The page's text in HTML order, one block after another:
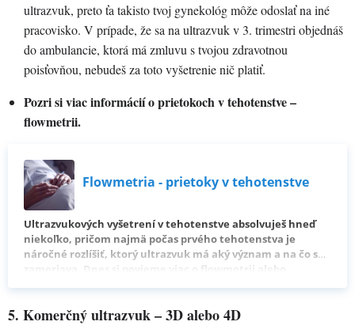
ultrazvuk, preto ťa takisto tvoj gynekológ môže odoslať na iné
pracovisko. V prípade, že sa na ultrazvuk v 3. trimestri objednáš
do ambulancie, ktorá má zmluvu s tvojou zdravotnou
poisťovňou, nebudeš za toto vyšetrenie nič platiť.
Pozri si viac informácií o prietokoch v tehotenstve –
flowmetrii.
Flowmetria - prietoky v tehotenstve
Ultrazvukových vyšetrení v tehotenstve absolvuješ hneď
niekoľko, pričom najmä počas prvého tehotenstva je
náročné rozlíšiť, ktorý ultrazvuk má aký význam a na čo sa
zameriava. Dnes si povieme viac o flowmetrii alebo
5. Komerčný ultrazvuk – 3D alebo 4D